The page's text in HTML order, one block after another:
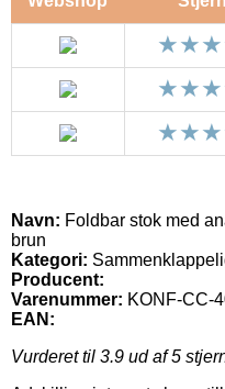
Navn: Foldbar stok med
brun
Kategori:
Producent:
Varenummer: KONF-CC-
EAN:
Vurderet til 3.9 ud af 5